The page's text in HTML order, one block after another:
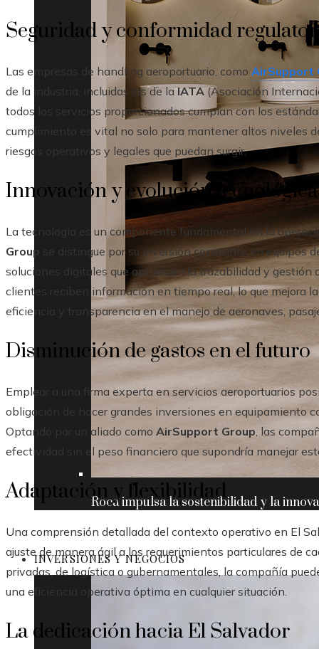
Roca impulsa la sostenibilidad y la
INVERSIONES Y NEGOCIOS
Seguridad y conformidad
Las empresas de handling aeroportuario, como AirSupport
de la industria, incluidas las de laIATA (Asociación
todos los servicios proporcionados cumplan con los
cumplimiento es vital no solo para mantener altos niveles
riesgos operativos y legales que puedan surgir.
Innovación y evolución tecnológica
La tecnología es un componente fundamental en la
Group
se distingue por su inversión constante en equipos
soluciones digitales que optimizan la trazabilidad y gestión
clientes reciben información en tiempo real, lo que mejora
eficiencia y transparencia en el manejo de aeronaves,
Disminución de gastos en el futuro
Emplear a una firma experta en servicios aeroportuarios
obligación de hacer grandes inversiones en equipamiento
Optando por un aliado como AirSupport Group, las
efectividad sin el peso financiero que supondría manejar
Adaptación y flexibilidad
Una comprensión detallada del contexto operativo en El
ajuste de manera ágil a los requerimientos particulares de
privadas, de logística o gubernamentales, la compañía
una eficiencia operativa óptima en cualquier situación.
La dedicación hacia El Salvador